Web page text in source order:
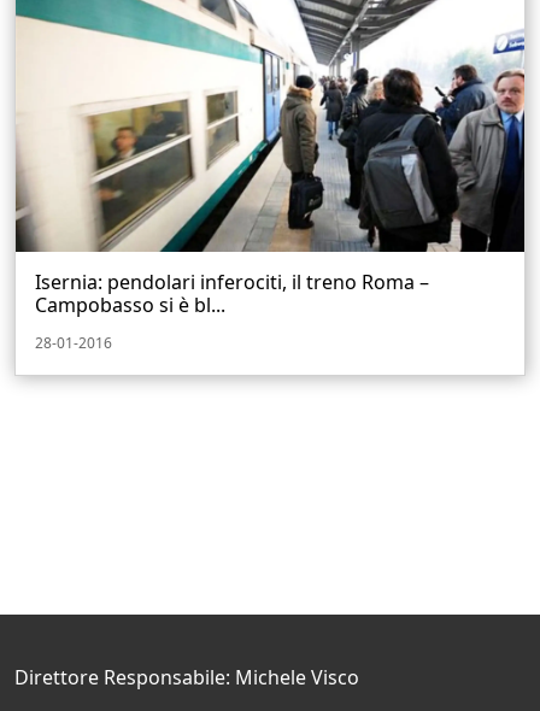
Isernia: pendolari inferociti, il treno Roma –
Campobasso si è bl...
28-01-2016
Direttore Responsabile: Michele Visco